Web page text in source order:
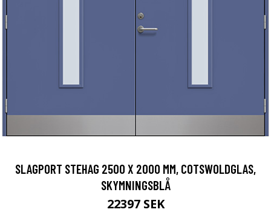
SLAGPORT STEHAG 2500 X 2000 MM, COTSWOLDGLAS,
SKYMNINGSBLÅ
22397 SEK